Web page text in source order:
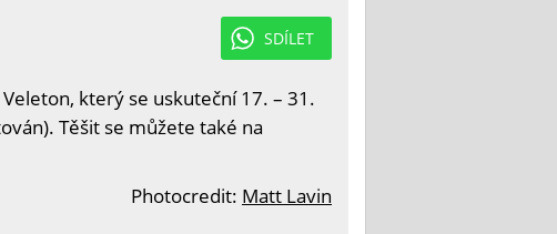
SDÍLET
který se uskuteční 17. – 31.
Těšit se můžete také na
Photocredit: Matt Lavin